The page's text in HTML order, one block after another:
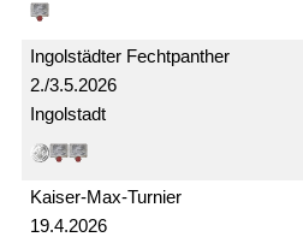
2./3.5.2026
Ingolstädter Fechtpanther
Ingolstadt
19.4.2026
Kaiser-Max-Turnier